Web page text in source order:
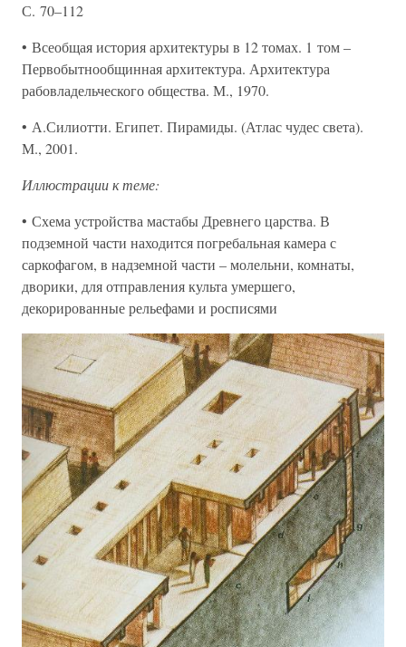
С. 70–112
• Всеобщая история архитектуры в 12 томах. 1 том –
Первобытнообщинная архитектура. Архитектура
рабовладельческого общества. М., 1970.
• А.Силиотти. Египет. Пирамиды. (Атлас чудес света).
М., 2001.
Иллюстрации к теме:
• Схема устройства мастабы Древнего царства. В
подземной части находится погребальная камера с
саркофагом, в надземной части – молельни, комнаты,
дворики, для отправления культа умершего,
декорированные рельефами и росписями